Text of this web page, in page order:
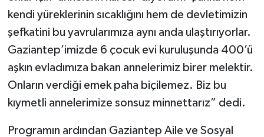
kendi yüreklerinin sıcaklığını hem de devletimizin
şefkatini bu yavrularımıza aynı anda ulaştırıyorlar.
Gaziantep’imizde 6 çocuk evi kuruluşunda 400’ü
aşkın evladımıza bakan annelerimiz birer melektir.
Onların verdiği emek paha biçilemez. Biz bu
kıymetli annelerimize sonsuz minnettarız” dedi.
Programın ardından Gaziantep Aile ve Sosyal